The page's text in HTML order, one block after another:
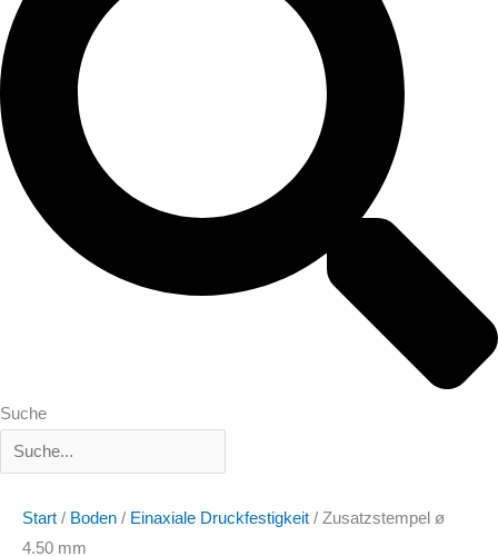
Suche
Start / Boden / Einaxiale Druckfestigkeit / Zusatzstempel ø
4.50 mm